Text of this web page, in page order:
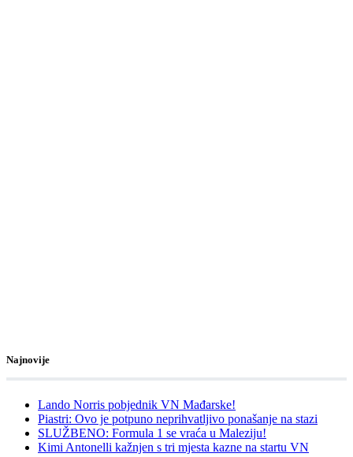
Najnovije
Lando Norris pobjednik VN Mađarske!
Piastri: Ovo je potpuno neprihvatljivo ponašanje na stazi
SLUŽBENO: Formula 1 se vraća u Maleziju!
Kimi Antonelli kažnjen s tri mjesta kazne na startu VN